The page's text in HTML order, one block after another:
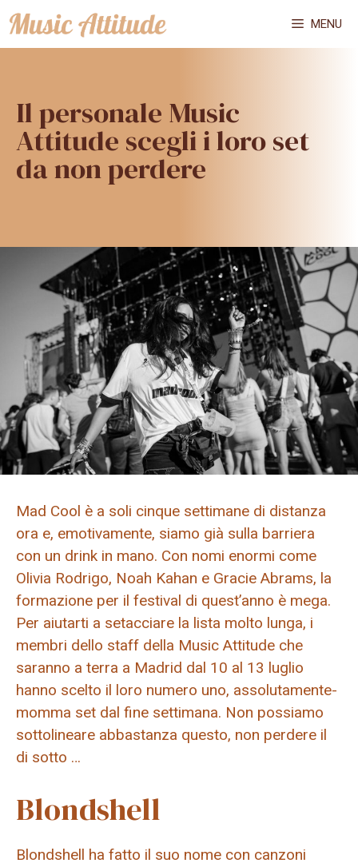
Vai
al
MENU
Il personale Music
Attitude scegli i loro set
da non perdere
Mad Cool è a soli cinque settimane di distanza
ora e, emotivamente, siamo già sulla barriera
con un drink in mano. Con nomi enormi come
Olivia Rodrigo, Noah Kahan e Gracie Abrams, la
formazione per il festival di quest’anno è mega.
Per aiutarti a setacciare la lista molto lunga, i
membri dello staff della Music Attitude che
saranno a terra a Madrid dal 10 al 13 luglio
hanno scelto il loro numero uno, assolutamente-
momma set dal fine settimana. Non possiamo
sottolineare abbastanza questo, non perdere il
di sotto …
Blondshell
Blondshell ha fatto il suo nome con canzoni